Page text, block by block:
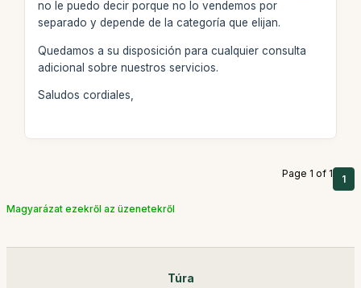
no le puedo decir porque no lo vendemos por
separado y depende de la categoría que elijan.
Quedamos a su disposición para cualquier consulta
adicional sobre nuestros servicios.
Saludos cordiales,
Page 1 of 1 1
Magyarázat ezekről az üzenetekről
Túra